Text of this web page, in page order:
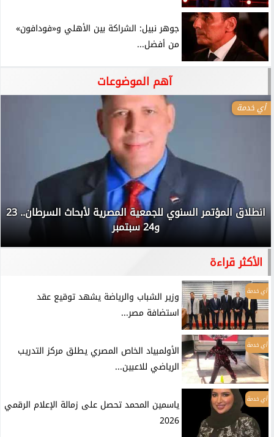
جوهر نبيل: الشراكة بين الأهلي و«فودافون»
من أفضل...
آهم الموضوعات
أي خدمة
انطلاق المؤتمر السنوي للجمعية المصرية لأبحاث السرطان.. 23
و24 سبتمبر
الأكثر قراءة
أي خدمة
وزير الشباب والرياضة يشهد توقيع عقد
استضافة مصر...
أي خدمة
الأولمبياد الخاص المصري يطلق مركز التدريب
الرياضي للاعبين...
أي خدمة
ياسمين المحمد تحصل على زمالة الإعلام الرقمي
2026